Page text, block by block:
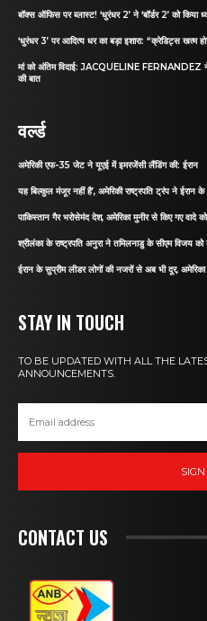
बॉक्स ऑफिस पर ब्लास्ट! ‘धुरंधर 2’ ने ‘बॉर्डर 2’ को किया
‘धुरंधर 3’ पर आदित्य धर का बड़ा इशारा: “क्रेडिट्स खत्म
मां को अंतिम विदाई: JACQUELINE FERNANDEZ ने
की बात
वर्ल्ड
अमेरिकी एफ-35 जेट ने यूएई में इमरजेंसी लैंडिंग की: ईरान
यह बिल्कुल मंजूर नहीं है’, अमेरिकी राष्ट्रपति ट्रंप ने ईरान
पाकिस्तान गैर भरोसेमंद देश, अमेरिका मुनीर से किए गए वादे
श्रीलंका के राष्ट्रपति अनुरा ने तमिलनाडु के सीएम विजय को
ईरान के सुप्रीम लीडर लोगों की नजरों से अब भी दूर,
STAY IN TOUCH
TO BE UPDATED WITH ALL THE
ANNOUNCEMENTS.
CONTACT US